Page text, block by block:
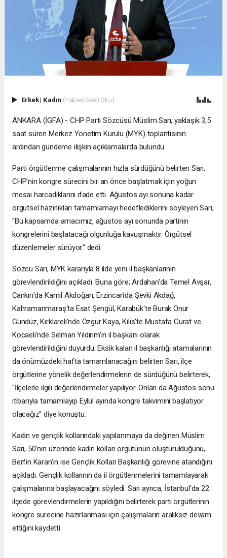
Erkek| Kadın (Haberi Sesli Oku)
ANKARA (İGFA) - CHP Parti Sözcüsü Müslim Sarı, yaklaşık 3,5
saat süren Merkez Yönetim Kurulu (MYK) toplantısının
ardından gündeme ilişkin açıklamalarda bulundu.
Parti örgütlenme çalışmalarının hızla sürdüğünü belirten Sarı,
CHP'nin kongre sürecini bir an önce başlatmak için yoğun
mesai harcadıklarını ifade etti. Ağustos ayı sonuna kadar
örgütsel hazırlıkları tamamlamayı hedeflediklerini söyleyen Sarı,
"Bu kapsamda amacımız, ağustos ayı sonunda partinin
kongrelerini başlatacağı olgunluğa kavuşmaktır. Örgütsel
düzenlemeler sürüyor." dedi.
Sözcü Sarı, MYK kararıyla 8 ilde yeni il başkanlarının
görevlendirildiğini açıkladı. Buna göre; Ardahan'da Temel Avşar,
Çankırı'da Kamil Akdoğan, Erzincan'da Şevki Akdağ,
Kahramanmaraş'ta Esat Şengül, Karabük'te Burak Onur
Gündüz, Kırklareli'nde Özgür Kaya, Kilis'te Mustafa Curat ve
Kocaeli'nde Selman Yıldırım'ın il başkanı olarak
görevlendirildiğini duyurdu. Eksik kalan il başkanlığı atamalarının
da önümüzdeki hafta tamamlanacağını belirten Sarı, ilçe
örgütlerine yönelik değerlendirmelerin de sürdüğünü belirterek,
"İlçelerle ilgili değerlendirmeler yapılıyor. Onları da Ağustos sonu
itibarıyla tamamlayıp Eylül ayında kongre takvimini başlatıyor
olacağız" diye konuştu.
Kadın ve gençlik kollarındaki yapılanmaya da değinen Müslim
Sarı, 50'nin üzerinde kadın kolları örgütünün oluşturulduğunu,
Berfin Karan'ın ise Gençlik Kolları Başkanlığı görevine atandığını
açıkladı. Gençlik kollarının da il örgütlenmelerini tamamlayarak
çalışmalarına başlayacağını söyledi. Sarı ayrıca, İstanbul'da 22
ilçede görevlendirmelerin yapıldığını belirterek parti örgütlerinin
kongre sürecine hazırlanması için çalışmaların aralıksız devam
ettiğini kaydetti.